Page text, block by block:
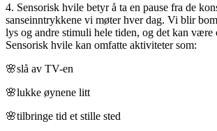
4. Sensorisk hvile betyr å ta en pause fra de
sanseinntrykkene vi møter hver dag. Vi blir
lys og andre stimuli hele tiden, og det kan være
Sensorisk hvile kan omfatte aktiviteter som:
🌸slå av TV-en
🌸lukke øynene litt
🌸tilbringe tid et stille sted